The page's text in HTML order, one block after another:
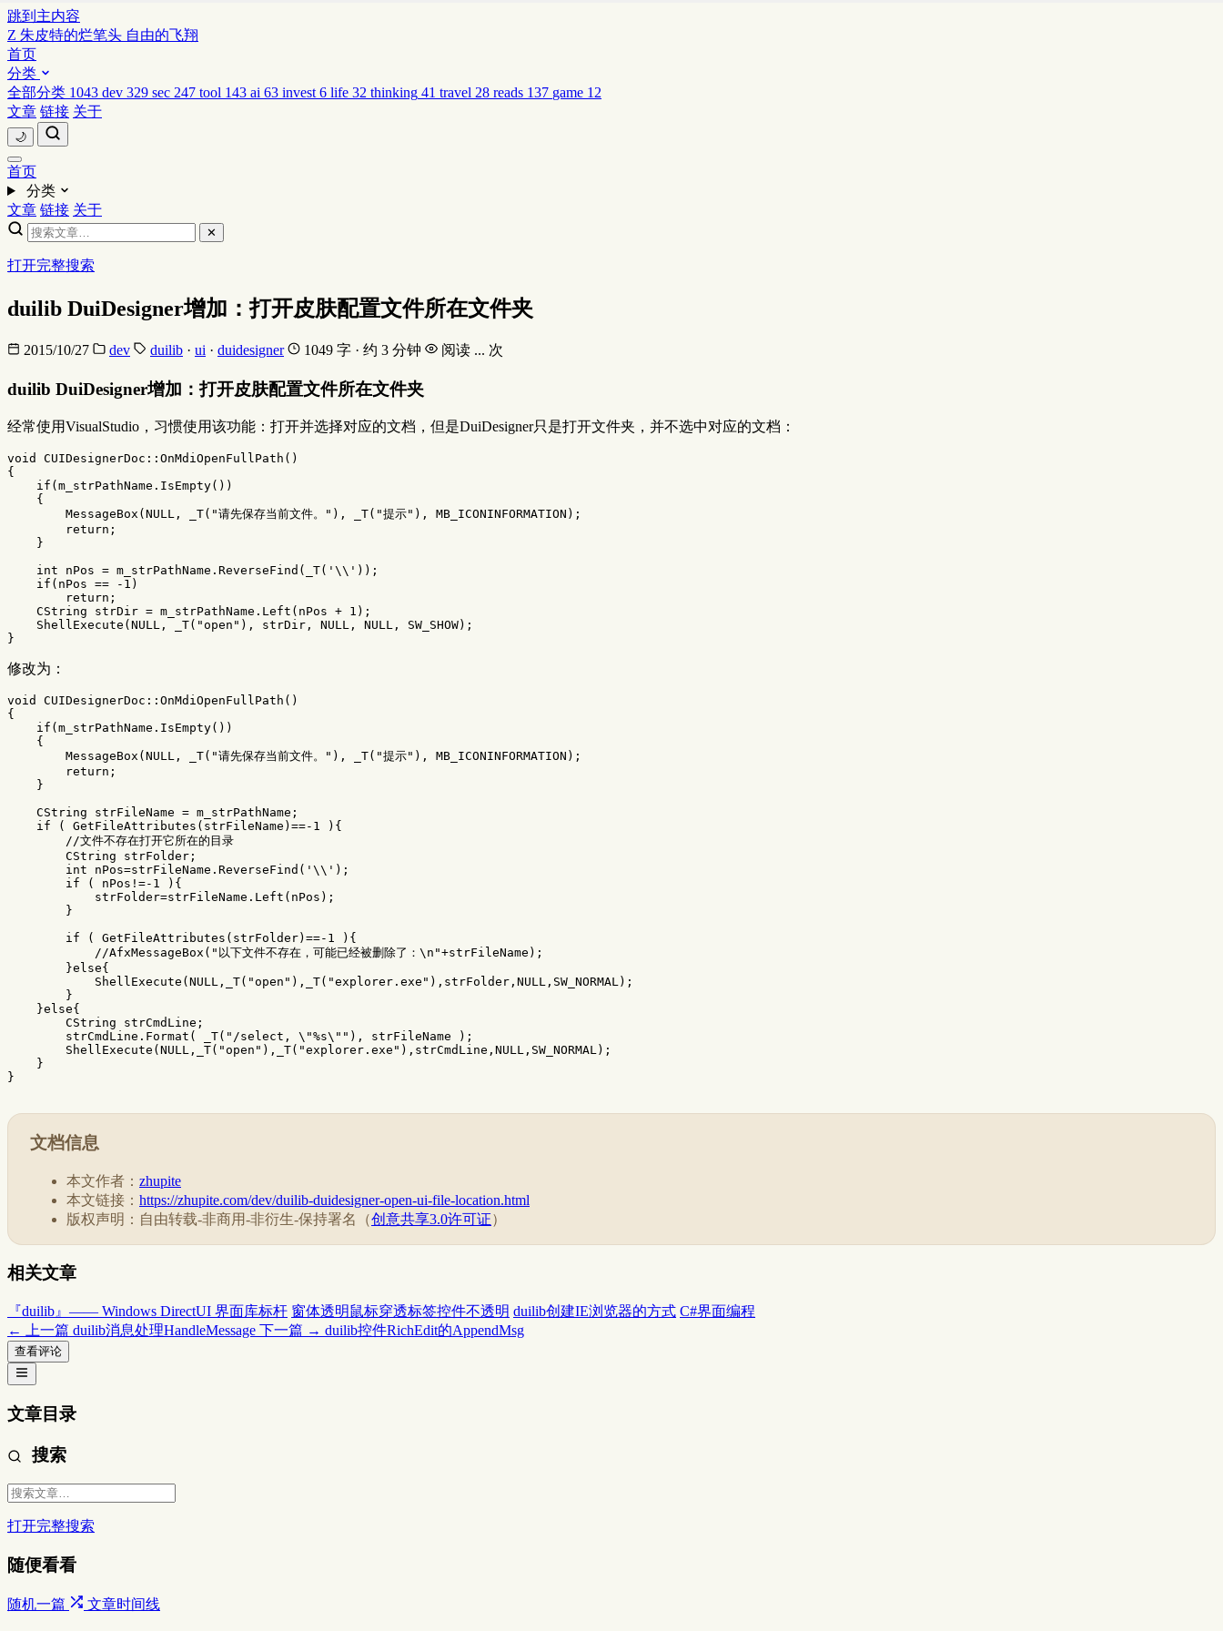
跳到主内容
Z 朱皮特的烂笔头 自由的飞翔
首页
分类
全部分类 1043 dev 329 sec 247 tool 143 ai 63 invest 6 life 32 thinking 41 travel 28 reads 137 game 12
文章 链接 关于
🌙
首页
分类
文章 链接 关于
✕
打开完整搜索
duilib DuiDesigner增加：打开皮肤配置文件所在文件夹
2015/10/27 dev duilib · ui · duidesigner 1049 字 · 约 3 分钟 阅读 ... 次
duilib DuiDesigner增加：打开皮肤配置文件所在文件夹
经常使用VisualStudio，习惯使用该功能：打开并选择对应的文档，但是DuiDesigner只是打开文件夹，并不选中对应的文档：
void CUIDesignerDoc :: OnMdiOpenFullPath ()
{
if ( m_strPathName . IsEmpty())
{
MessageBox ( NULL , _T( "请先保存当前文件。" ), _T( "提示" ), MB_ICONINFORMATION );
return ;
}
int
nPos = m_strPathName . ReverseFind ( _T( '\\' ));
if ( nPos == - 1 )
return ;
CString
strDir = m_strPathName . Left ( nPos + 1 );
ShellExecute ( NULL , _T( "open" ), strDir , NULL , NULL , SW_SHOW);
}
修改为：
void CUIDesignerDoc :: OnMdiOpenFullPath ()
{
if ( m_strPathName . IsEmpty())
{
MessageBox ( NULL , _T( "请先保存当前文件。" ), _T( "提示" ), MB_ICONINFORMATION );
return ;
}
CString
strFileName = m_strPathName ;
if
( GetFileAttributes ( strFileName ) ==- 1
){
//文件不存在打开它所在的目录
CString
strFolder ;
int
nPos=strFileName . ReverseFind ( '\\' );
if
( nPos !=- 1
){
strFolder=strFileName . Left ( nPos );
}
if
( GetFileAttributes ( strFolder) ==- 1
){
//AfxMessageBox("以下文件不存在，可能已经被删除了：\n"+strFileName);
}else{
ShellExecute ( NULL , _T( "open" ), _T( "explorer.exe" ), strFolder , NULL , SW_NORMAL);
}
}else{
CString
strCmdLine ;
strCmdLine . Format ( _T( "/select, \"%s\" " ), strFileName
);
ShellExecute ( NULL , _T( "open" ), _T( "explorer.exe" ), strCmdLine , NULL , SW_NORMAL);
}
}
文档信息
本文作者： zhupite
本文链接： https://zhupite.com/dev/duilib-duidesigner-open-ui-file-location.html
版权声明：自由转载-非商用-非衍生-保持署名（创意共享3.0许可证）
相关文章
『duilib』—— Windows DirectUI 界面库标杆 窗体透明鼠标穿透标签控件不透明 duilib创建IE浏览器的方式 C#界面编程
← 上一篇 duilib消息处理HandleMessage 下一篇 → duilib控件RichEdit的AppendMsg
查看评论
文章目录
搜索
打开完整搜索
随便看看
随机一篇 文章时间线